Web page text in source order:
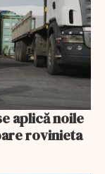
aplică noile
rovinieta